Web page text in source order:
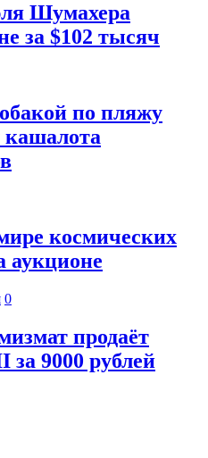
Шумахера
за $102 тысяч
по пляжу
кашалота
космических
аукционе
0
продаёт
9000 рублей